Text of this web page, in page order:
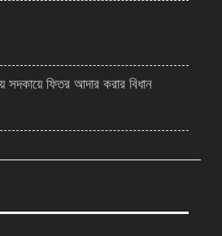
সদকায়ে ফিতর আদার করার বিধান